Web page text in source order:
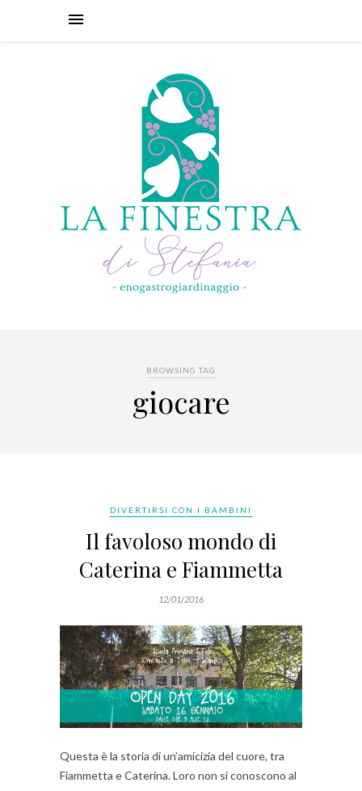
BROWSING TAG
giocare
DIVERTIRSI CON I BAMBINI
Il favoloso mondo di
Caterina e Fiammetta
12/01/2016
Questa è la storia di un’amicizia del cuore, tra
Fiammetta e Caterina. Loro non si conoscono al